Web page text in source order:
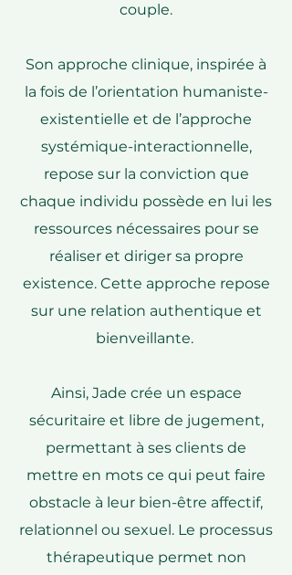
couple.
Son approche clinique, inspirée à
la fois de l’orientation humaniste-
existentielle et de l’approche
systémique-interactionnelle,
repose sur la conviction que
chaque individu possède en lui les
ressources nécessaires pour se
réaliser et diriger sa propre
existence. Cette approche repose
sur une relation authentique et
bienveillante.
Ainsi, Jade crée un espace
sécuritaire et libre de jugement,
permettant à ses clients de
mettre en mots ce qui peut faire
obstacle à leur bien-être affectif,
relationnel ou sexuel. Le processus
thérapeutique permet non